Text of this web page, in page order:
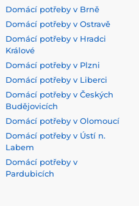
Domácí potřeby v Brně
Domácí potřeby v Ostravě
Domácí potřeby v Hradci
Králové
Domácí potřeby v Plzni
Domácí potřeby v Liberci
Domácí potřeby v Českých
Budějovicích
Domácí potřeby v Olomoucí
Domácí potřeby v Ústí n.
Labem
Domácí potřeby v
Pardubicích